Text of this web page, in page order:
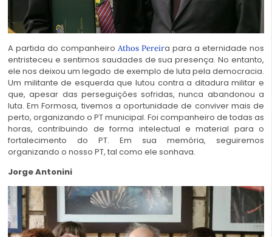
A partida do companheiro Athos Pereira para a eternidade nos
entristeceu e sentimos saudades de sua presença. No entanto,
ele nos deixou um legado de exemplo de luta pela democracia.
Um militante de esquerda que lutou contra a ditadura militar e
que, apesar das perseguições sofridas, nunca abandonou a
luta. Em Formosa, tivemos a oportunidade de conviver mais de
perto, organizando o PT municipal. Foi companheiro de todas as
horas, contribuindo de forma intelectual e material para o
fortalecimento do PT. Em sua memória, seguiremos
organizando o nosso PT, tal como ele sonhava.
Jorge Antonini